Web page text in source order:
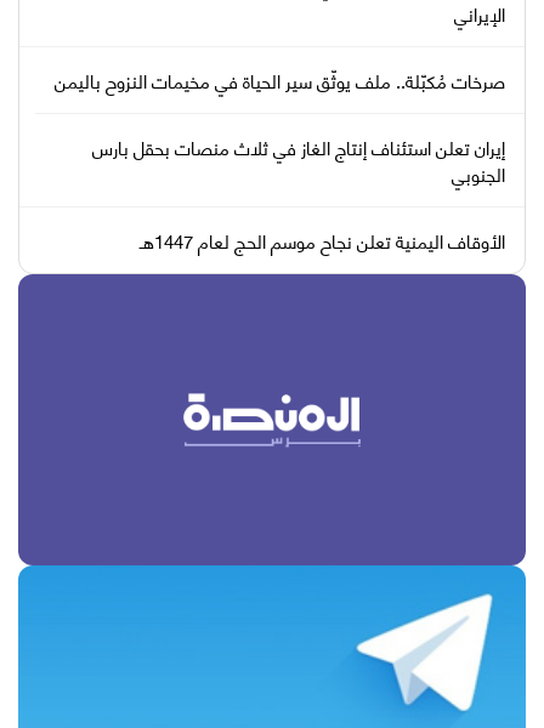
الإيراني
صرخات مُكبّلة.. ملف يوثّق سير الحياة في مخيمات النزوح باليمن
إيران تعلن استئناف إنتاج الغاز في ثلاث منصات بحقل بارس
الجنوبي
الأوقاف اليمنية تعلن نجاح موسم الحج لعام 1447هـ